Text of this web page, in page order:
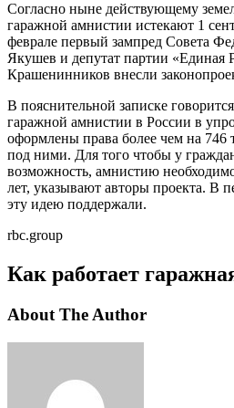
Согласно ныне действующему
гаражной амнистии истекают 1
феврале первый зампред Совета
Якушев и депутат партии «Единая
Крашенинников внесли
В пояснительной записке
гаражной амнистии в России в
оформлены права более чем на 746
под ними. Для того чтобы у
возможность, амнистию
лет, указывают авторы проекта. В
эту идею поддержали.
rbc.group
Как работает
About The Author